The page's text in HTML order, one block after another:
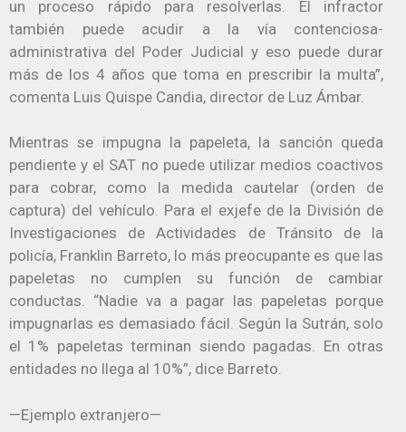
un proceso rápido para resolverlas. El infractor
también puede acudir a la vía contenciosa-
administrativa del Poder Judicial y eso puede durar
más de los 4 años que toma en prescribir la multa”,
comenta Luis Quispe Candia, director de Luz Ámbar.
Mientras se impugna la papeleta, la sanción queda
pendiente y el SAT no puede utilizar medios coactivos
para cobrar, como la medida cautelar (orden de
captura) del vehículo. Para el exjefe de la División de
Investigaciones de Actividades de Tránsito de la
policía, Franklin Barreto, lo más preocupante es que las
papeletas no cumplen su función de cambiar
conductas. “Nadie va a pagar las papeletas porque
impugnarlas es demasiado fácil. Según la Sutrán, solo
el 1% papeletas terminan siendo pagadas. En otras
entidades no llega al 10%”, dice Barreto.
—Ejemplo extranjero—